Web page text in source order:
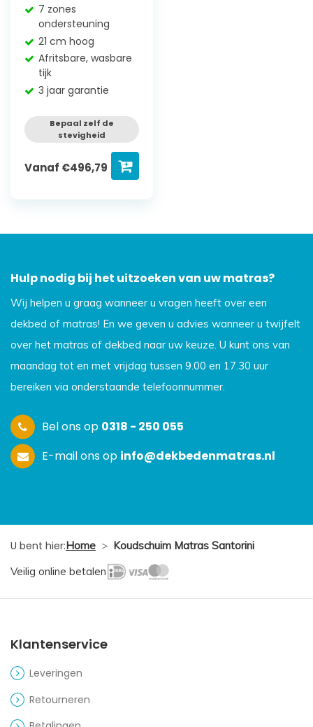
7 zones
ondersteuning
21 cm hoog
Afritsbare, wasbare
tijk
3 jaar garantie
Bepaal zelf de
stevigheid
Vanaf €496,79
Hulp nodig bij het uitzoeken van uw matras?
Wij helpen u graag wanneer u vragen heeft over een
dekbed of matras! En we geven u advies wanneer u twijfelt
over het matras of dekbed naar uw keuze. U kunt ons van
maandag tot en met vrijdag tussen 9.00 en 17.30 uur
bereiken via onderstaande telefoonnummer.
Bel ons op 0318 - 250 055
E-mail ons op info@dekbedenmatras.nl
U bent hier:Home > Koudschuim Matras Santorini
Veilig online betalen
Klantenservice
Leveringen
Retourneren